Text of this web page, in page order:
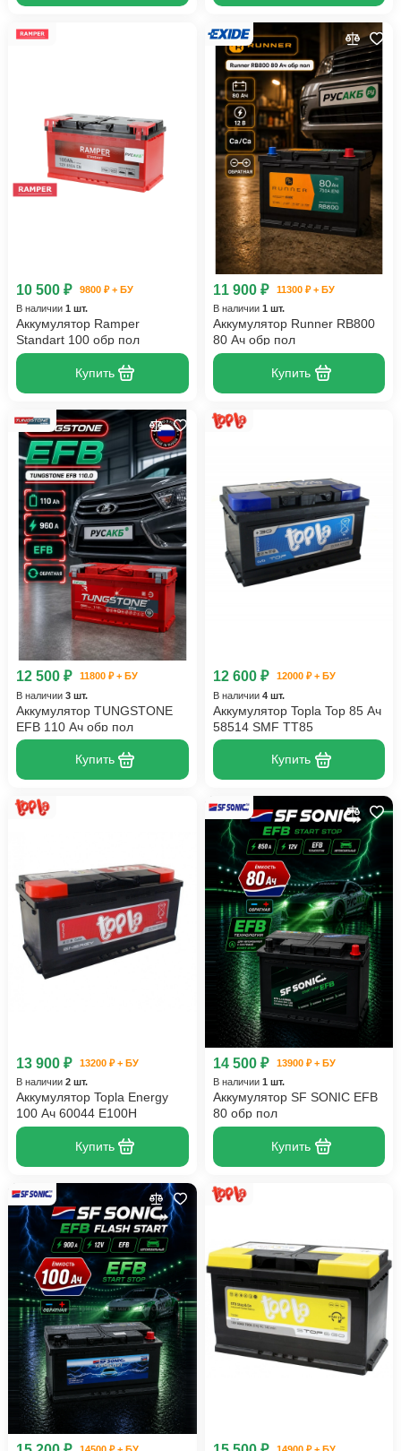
10 500 ₽
9800 ₽ + БУ
В наличии 1 шт.
Аккумулятор Ramper
Standart 100 обр пол
Купить
11 900 ₽
11300 ₽ + БУ
В наличии 1 шт.
Аккумулятор Runner RB800
80 Ач обр пол
Купить
12 500 ₽
11800 ₽ + БУ
В наличии 3 шт.
Аккумулятор TUNGSTONE
EFB 110 Ач обр пол
Купить
12 600 ₽
12000 ₽ + БУ
В наличии 4 шт.
Аккумулятор Topla Top 85 Ач
58514 SMF TT85
Купить
13 900 ₽
13200 ₽ + БУ
В наличии 2 шт.
Аккумулятор Topla Energy
100 Ач 60044 E100H
Купить
14 500 ₽
13900 ₽ + БУ
В наличии 1 шт.
Аккумулятор SF SONIC EFB
80 обр пол
Купить